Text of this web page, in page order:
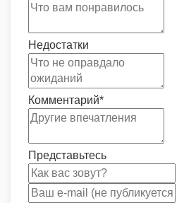
Недостатки
Комментарий*
Представьтесь